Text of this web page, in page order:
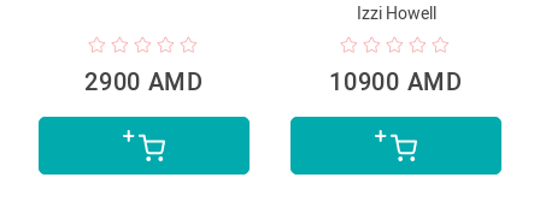
2900 AMD
Izzi Howell
10900 AMD